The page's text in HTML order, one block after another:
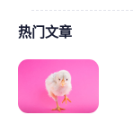
热门文章